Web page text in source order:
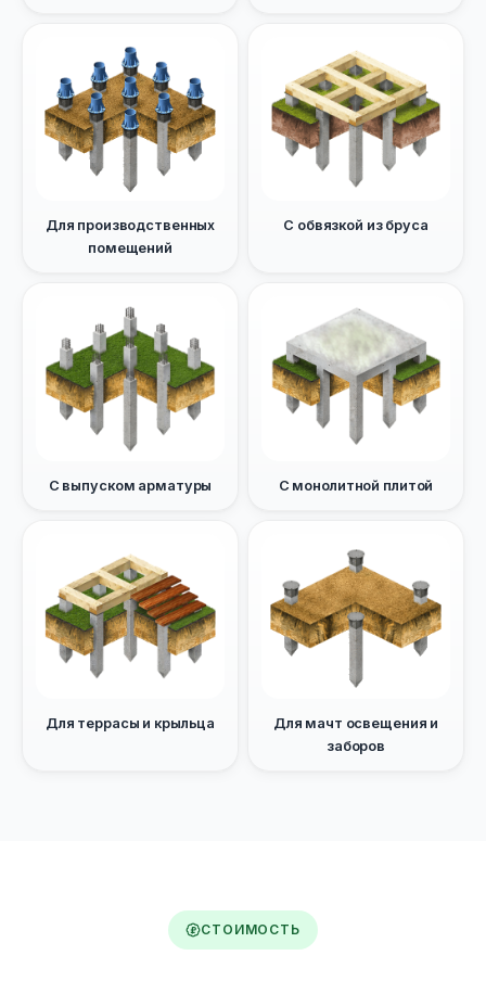
Для производственных
помещений
С обвязкой из бруса
С выпуском арматуры С монолитной плитой
Для террасы и крыльца
Для мачт освещения и
заборов
СТОИМОСТЬ